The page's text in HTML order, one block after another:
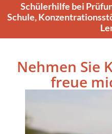
Schülerhilfe bei
Schule,
Nehmen Sie
freue